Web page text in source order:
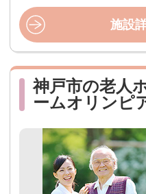
施設
神戸市の老人
ームオリンピ